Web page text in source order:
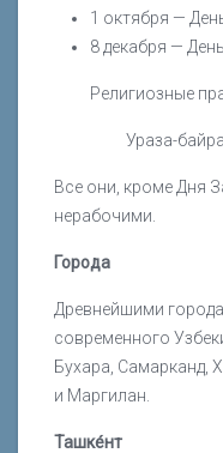
1 октября —
8 декабря —
Религиозные
Ураза-
Все они, кроме Дня
нерабочими.
Города
Древнейшими
современного
Бухара, Самарканд,
и Маргилан.
Ташке́нт